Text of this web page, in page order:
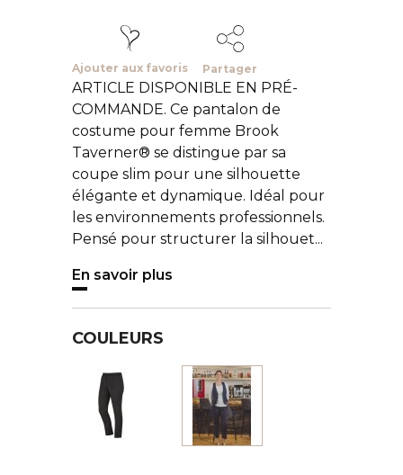
Ajouter aux favoris Partager
ARTICLE DISPONIBLE EN PRÉ-
COMMANDE. Ce pantalon de
costume pour femme Brook
Taverner® se distingue par sa
coupe slim pour une silhouette
élégante et dynamique. Idéal pour
les environnements professionnels.
Pensé pour structurer la silhouet...
En savoir plus
COULEURS